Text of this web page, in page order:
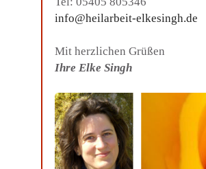
info@heilarbeit-elkesingh.de
Mit herzlichen Grüßen
Ihre Elke Singh